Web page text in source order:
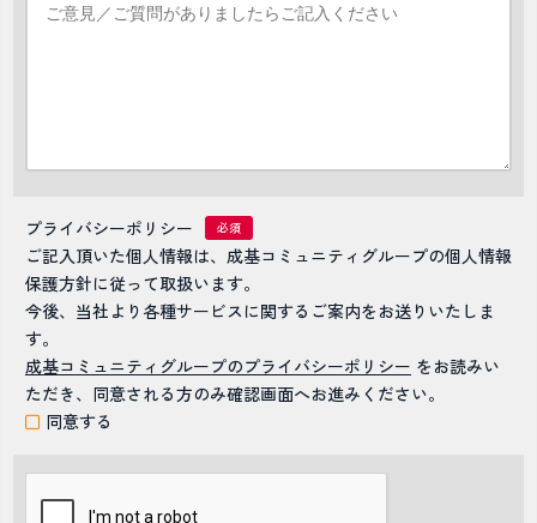
プライバシーポリシー
ご記入頂いた個人情報は、成基コミュニティグループの個人情報
保護方針に従って取扱います。
今後、当社より各種サービスに関するご案内をお送りいたしま
す。
成基コミュニティグループのプライバシーポリシー をお読みい
ただき、同意される方のみ確認画面へお進みください。
同意する